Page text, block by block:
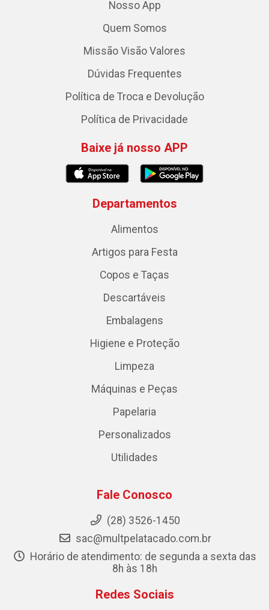
Nosso App
Quem Somos
Missão Visão Valores
Dúvidas Frequentes
Política de Troca e Devolução
Política de Privacidade
Baixe já nosso APP
Departamentos
Alimentos
Artigos para Festa
Copos e Taças
Descartáveis
Embalagens
Higiene e Proteção
Limpeza
Máquinas e Peças
Papelaria
Personalizados
Utilidades
Fale Conosco
(28) 3526-1450
sac@multpelatacado.com.br
Horário de atendimento: de segunda a sexta das
8h às 18h
Redes Sociais